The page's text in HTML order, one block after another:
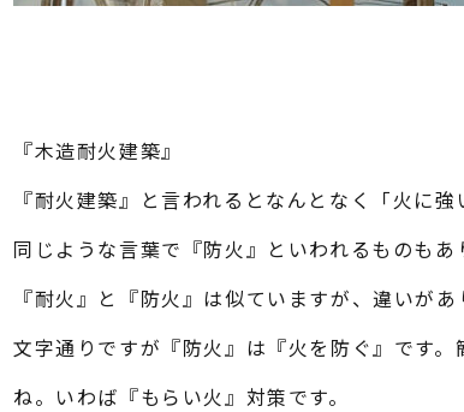
『木造耐火建築』
『耐火建築』と言われるとなんとなく「火に強
同じような言葉で『防火』といわれるものもあ
『耐火』と『防火』は似ていますが、違いがあ
文字通りですが『防火』は『火を防ぐ』です
ね。いわば『もらい火』対策です。